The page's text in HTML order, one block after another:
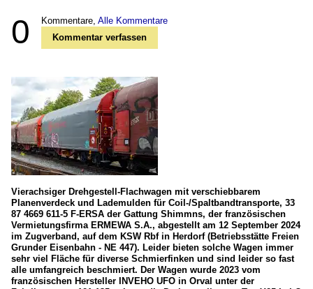
0 Kommentare, Alle Kommentare
Kommentar verfassen
Vierachsiger Drehgestell-Flachwagen mit verschiebbarem
Planenverdeck und Lademulden für Coil-/Spaltbandtransporte, 33
87 4669 611-5 F-ERSA der Gattung Shimmns, der französischen
Vermietungsfirma ERMEWA S.A., abgestellt am 12 September 2024
im Zugverband, auf dem KSW Rbf in Herdorf (Betriebsstätte Freien
Grunder Eisenbahn - NE 447). Leider bieten solche Wagen immer
sehr viel Fläche für diverse Schmierfinken und sind leider so fast
alle umfangreich beschmiert. Der Wagen wurde 2023 vom
französischen Hersteller INVEHO UFO in Orval unter der